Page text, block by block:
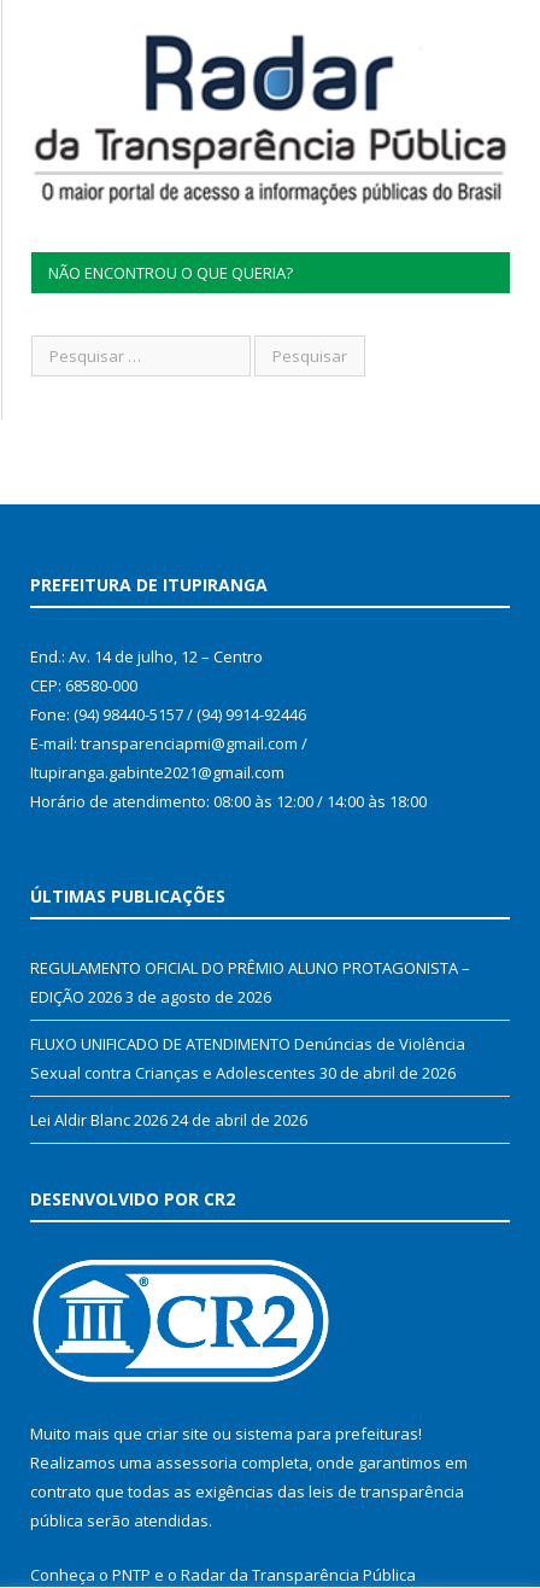
NÃO ENCONTROU O QUE QUERIA?
PREFEITURA DE ITUPIRANGA
End.: Av. 14 de julho, 12 – Centro
CEP: 68580-000
Fone: (94) 98440-5157 / (94) 9914-92446
E-mail: transparenciapmi@gmail.com /
Itupiranga.gabinte2021@gmail.com
Horário de atendimento: 08:00 às 12:00 / 14:00 às 18:00
ÚLTIMAS PUBLICAÇÕES
REGULAMENTO OFICIAL DO PRÊMIO ALUNO PROTAGONISTA –
EDIÇÃO 20263 de agosto de 2026
FLUXO UNIFICADO DE ATENDIMENTO Denúncias de Violência
Sexual contra Crianças e Adolescentes 30 de abril de 2026
Lei Aldir Blanc 202624 de abril de 2026
DESENVOLVIDO POR CR2
Muito mais que criar site ou sistema para prefeituras!
Realizamos uma assessoria completa, onde garantimos em
contrato que todas as exigências das leis de transparência
pública serão atendidas.
Conheça o PNTP e o Radar da Transparência Pública